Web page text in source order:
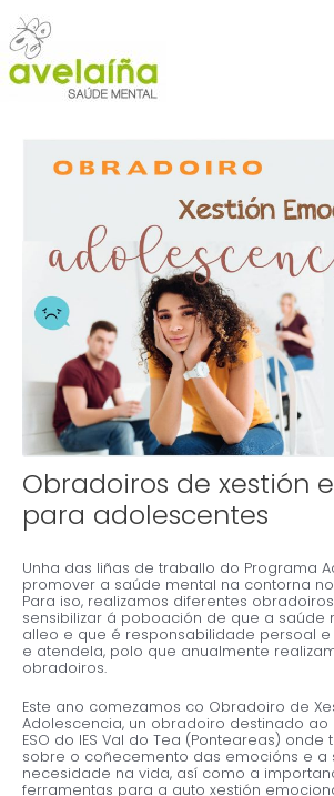
contenido
Obradoiros de xestión
para adolescentes
Unha das liñas de traballo do Programa
promover a saúde mental na contorna
Para iso, realizamos diferentes
sensibilizar á poboación de que a saúde
alleo e que é responsabilidade persoal
e atendela, polo que anualmente
obradoiros.
Este ano comezamos co Obradoiro de
Adolescencia, un obradoiro destinado ao
ESO do IES Val do Tea (Ponteareas)
sobre o coñecemento das emocións e a
necesidade na vida, así como a
ferramentas para a auto xestión
entradas